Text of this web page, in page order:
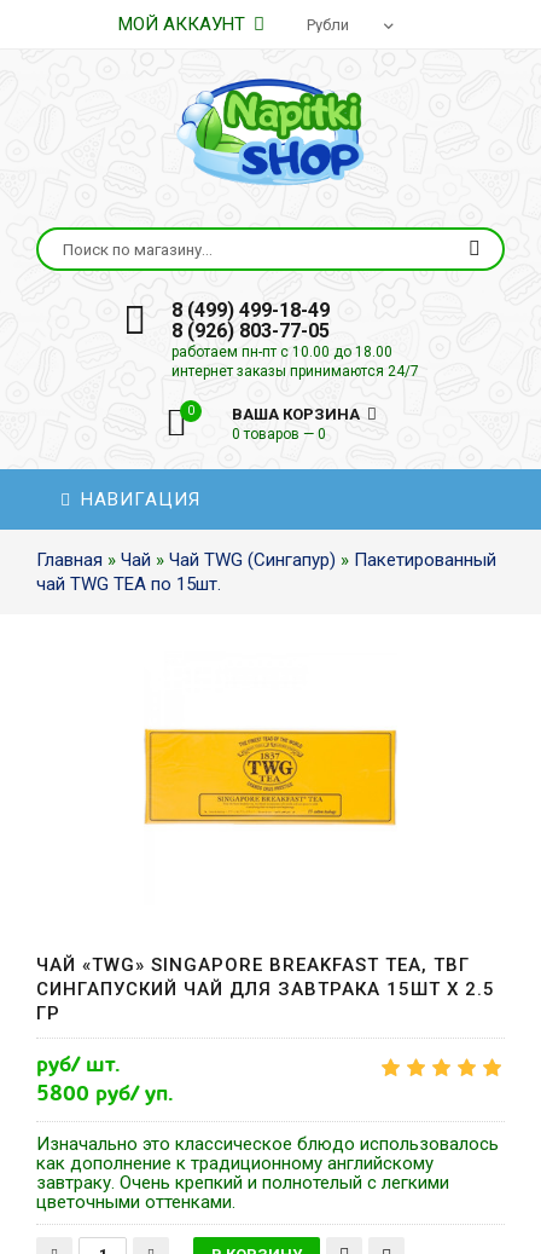
МОЙ АККАУНТ
8 (499) 499-18-49
8 (926) 803-77-05
работаем пн-пт с 10.00 до 18.00
интернет заказы принимаются 24/7
0 ВАША КОРЗИНА
0 товаров — 0
НАВИГАЦИЯ
Главная » Чай » Чай TWG (Сингапур) » Пакетированный
чай TWG TEA по 15шт.
ЧАЙ «TWG» SINGAPORE BREAKFAST TEA, ТВГ
СИНГАПУСКИЙ ЧАЙ ДЛЯ ЗАВТРАКА 15ШТ X 2.5
ГР
руб/ шт.
5800 руб/ уп.
Изначально это классическое блюдо использовалось
как дополнение к традиционному английскому
завтраку. Очень крепкий и полнотелый с легкими
цветочными оттенками.